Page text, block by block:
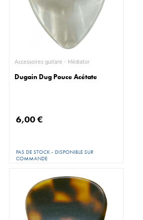
Accessoires guitare - Médiator
Dugain Dug Pouce Acétate
6,00 €
PAS DE STOCK - DISPONIBLE SUR
COMMANDE